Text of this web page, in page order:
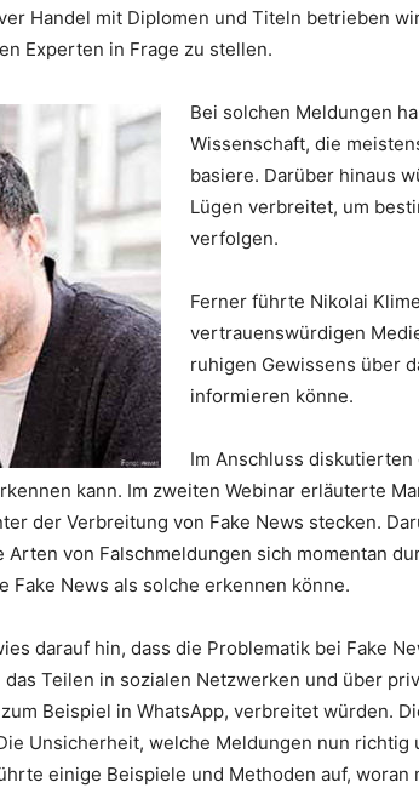
Handel mit Diplomen und Titeln betrieben
Experten in Frage zu stellen.
Bei solchen Meldungen
Wissenschaft, die
basiere. Darüber hinaus
Lügen verbreitet, um
verfolgen.
Ferner führte Nikolai
vertrauenswürdigen
ruhigen Gewissens über
informieren könne.
Im Anschluss
kann. Im zweiten Webinar erläuterte
der Verbreitung von Fake News stecken.
Arten von Falschmeldungen sich momentan
Fake News als solche erkennen könne.
darauf hin, dass die Problematik bei Fake
Teilen in sozialen Netzwerken und über
Beispiel in WhatsApp, verbreitet würden.
Unsicherheit, welche Meldungen nun richtig
einige Beispiele und Methoden auf, woran